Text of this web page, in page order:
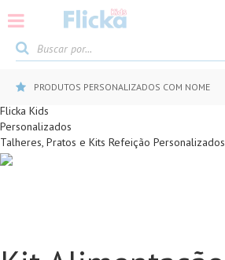
PRODUTOS PERSONALIZADOS COM NOME
Flicka Kids
Personalizados
Talheres, Pratos e Kits Refeição Personalizados